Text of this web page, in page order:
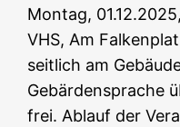
Montag,
VHS, Am
seitlich am
Gebärdensprache
frei. Ablauf der